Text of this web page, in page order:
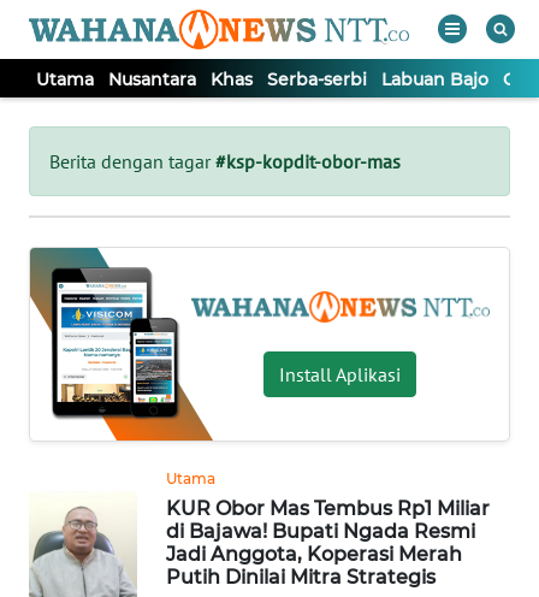
Utama Nusantara Khas Serba-serbi Labuan Bajo
Berita dengan tagar#ksp-kopdit-obor-mas
Install Aplikasi
Utama
KUR Obor Mas Tembus Rp1 Miliar
di Bajawa! Bupati Ngada Resmi
Jadi Anggota, Koperasi Merah
Putih Dinilai Mitra Strategis
Tutup
UTAMA
NUSANTARA
KHAS
SERBA-
SERBI
LABUAN
BAJO